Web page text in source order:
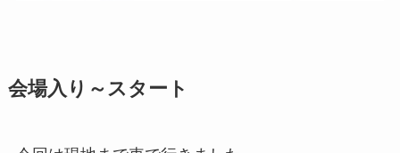
会場入り～スタート